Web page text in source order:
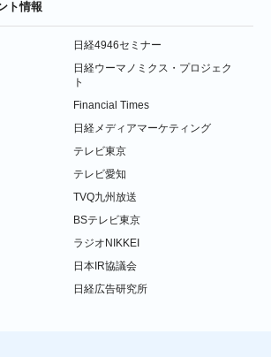
ト情報
日経4946セミナー
日経ウーマノミクス・プロジェク
ト
Financial Times
日経メディアマーケティング
テレビ東京
テレビ愛知
TVQ九州放送
BSテレビ東京
ラジオNIKKEI
日本IR協議会
日経広告研究所